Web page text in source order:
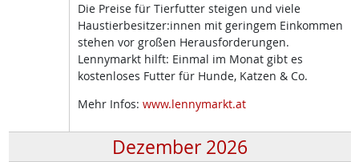
Die Preise für Tierfutter steigen und viele
Haustierbesitzer:innen mit geringem Einkommen
stehen vor großen Herausforderungen.
Lennymarkt hilft: Einmal im Monat gibt es
kostenloses Futter für Hunde, Katzen & Co.
Mehr Infos: www.lennymarkt.at
Dezember 2026